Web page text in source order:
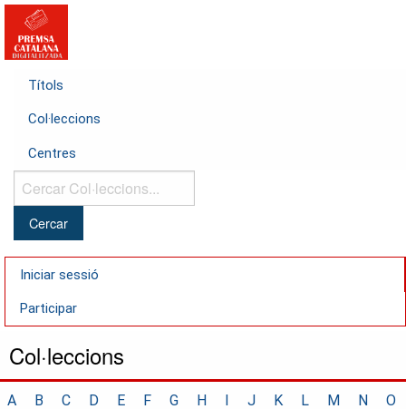
Títols
Col·leccions
Centres
Cercar
Col·leccions...
Iniciar sessió
Participar
Col·leccions
A B C D E F G H I J K L M N
O